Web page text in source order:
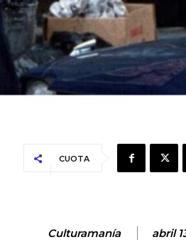
CUOTA
Culturamanía abril